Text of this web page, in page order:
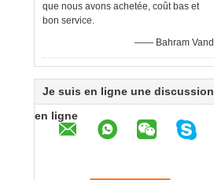
que nous avons achetée, coût bas et
bon service.
—— Bahram Vand
Je suis en ligne une discussion
en ligne